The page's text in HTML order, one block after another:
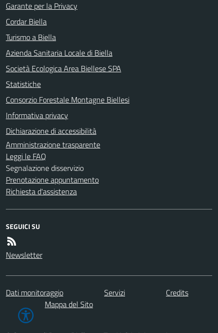
Garante per la Privacy
Cordar Biella
Turismo a Biella
Azienda Sanitaria Locale di Biella
Società Ecologica Area Biellese SPA
Statistiche
Consorzio Forestale Montagne Biellesi
Informativa privacy
Dichiarazione di accessibilità
Amministrazione trasparente
Leggi le FAQ
Segnalazione disservizio
Prenotazione appuntamento
Richiesta d'assistenza
SEGUICI SU
Newsletter
Dati monitoraggio Servizi
Credits
Mappa del Sito